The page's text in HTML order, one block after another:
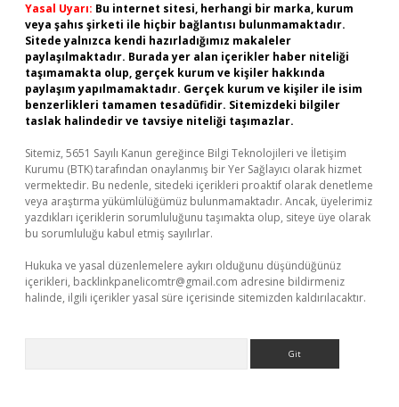
Yasal Uyarı: Bu internet sitesi, herhangi bir marka, kurum
veya şahıs şirketi ile hiçbir bağlantısı bulunmamaktadır.
Sitede yalnızca kendi hazırladığımız makaleler
paylaşılmaktadır. Burada yer alan içerikler haber niteliği
taşımamakta olup, gerçek kurum ve kişiler hakkında
paylaşım yapılmamaktadır. Gerçek kurum ve kişiler ile isim
benzerlikleri tamamen tesadüfidir. Sitemizdeki bilgiler
taslak halindedir ve tavsiye niteliği taşımazlar.
Sitemiz, 5651 Sayılı Kanun gereğince Bilgi Teknolojileri ve İletişim
Kurumu (BTK) tarafından onaylanmış bir Yer Sağlayıcı olarak hizmet
vermektedir. Bu nedenle, sitedeki içerikleri proaktif olarak denetleme
veya araştırma yükümlülüğümüz bulunmamaktadır. Ancak, üyelerimiz
yazdıkları içeriklerin sorumluluğunu taşımakta olup, siteye üye olarak
bu sorumluluğu kabul etmiş sayılırlar.
Hukuka ve yasal düzenlemelere aykırı olduğunu düşündüğünüz
içerikleri, backlinkpanelicomtr@gmail.com adresine bildirmeniz
halinde, ilgili içerikler yasal süre içerisinde sitemizden kaldırılacaktır.